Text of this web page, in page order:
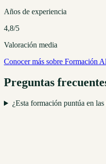
Años de experiencia
4,8/5
Valoración media
Conocer más sobre Formación
Preguntas
¿Esta formación puntúa en